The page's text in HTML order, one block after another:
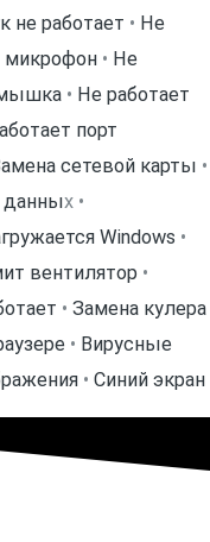
не работает • Не
микрофон • Не
• Не работает
порт
сетевой карты •
данных •
Windows •
вентилятор •
• Замена кулера
• Вирусные
• Синий экран